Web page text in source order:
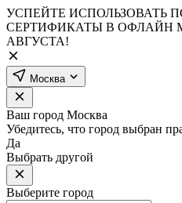
УСПЕЙТЕ ИСПОЛЬЗОВАТЬ
СЕРТИФИКАТЫ В ОФЛАЙН
АВГУСТА!
Москва
Ваш город Москва
Убедитесь, что город выбран
Да
Выбрать другой
Выберите город